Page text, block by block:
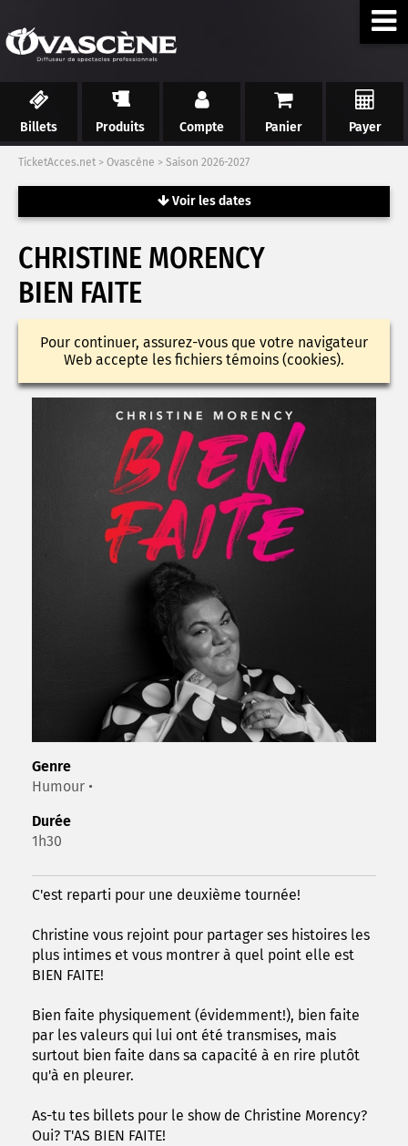
Billets Produits Compte Panier Payer
TicketAcces.net > Ovascène > Saison 2026-2027
Voir les dates
CHRISTINE MORENCY
BIEN FAITE
Pour continuer, assurez-vous que votre navigateur
Web accepte les fichiers témoins (cookies).
Genre
Humour •
Durée
1h30
C'est reparti pour une deuxième tournée!
Christine vous rejoint pour partager ses histoires les
plus intimes et vous montrer à quel point elle est
BIEN FAITE!
Bien faite physiquement (évidemment!), bien faite
par les valeurs qui lui ont été transmises, mais
surtout bien faite dans sa capacité à en rire plutôt
qu'à en pleurer.
As-tu tes billets pour le show de Christine Morency?
Oui? T'AS BIEN FAITE!